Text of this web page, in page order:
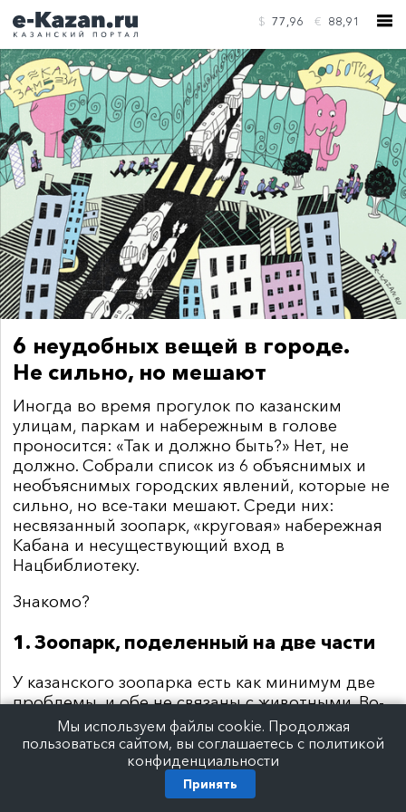
$ 77,96 € 88,91
КОНТАКТЫ
6 неудобных вещей в городе.
Не сильно, но мешают
Иногда во время прогулок по казанским
улицам, паркам и набережным в голове
проносится: «Так и должно быть?» Нет, не
должно. Собрали список из 6 объяснимых и
необъяснимых городских явлений, которые не
сильно, но все-таки мешают. Среди них:
несвязанный зоопарк, «круговая» набережная
Кабана и несуществующий вход в
Нацбиблиотеку.
Знакомо?
1. Зоопарк, поделенный на две части
У казанского зоопарка есть как минимум две
проблемы, и обе не связаны с животными. Во-
первых, в далеком 2015 году казанцам
обещали соединить старую и новую части
зоопарка 78-метровым тоннелем. Планы
осуществились, но не на 100% — переход
построили, но не открыли. Поэтому в
Мы используем файлы cookie. Продолжая
пользоваться сайтом, вы соглашаетесь с политикой
конфиденциальности
Принять